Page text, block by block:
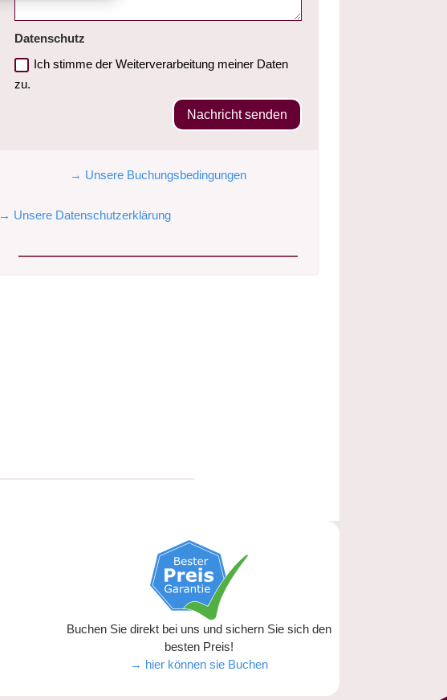
Datenschutz
Ich stimme der Weiterverarbeitung meiner Daten
zu.
Nachricht senden
→ Unsere Buchungsbedingungen
→ Unsere Datenschutzerklärung
Buchen Sie direkt bei uns und sichern Sie sich den
besten Preis!
→ hier können sie Buchen